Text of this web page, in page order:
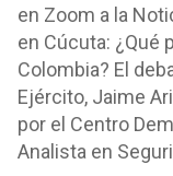
en Zoom a la
en Cúcuta: ¿Qué
Colombia? El
Ejército, Jaime
por el Centro
Analista en